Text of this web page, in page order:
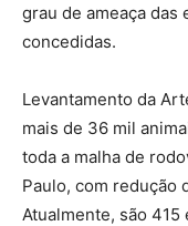
grau de ameaça das
concedidas.
Levantamento da
mais de 36 mil
toda a malha de
Paulo, com redução
Atualmente, são